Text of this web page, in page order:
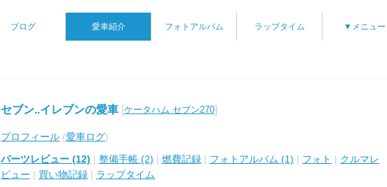
ブログ 愛車紹介 フォトアルバム ラップタイム ▼メニュー
セブン..イレブンの愛車 [ケータハム セブン270]
プロフィール (愛車ログ)
パーツレビュー (12) | 整備手帳 (2) | 燃費記録 | フォトアルバム (1) | フォト | クルマレ
ビュー | 買い物記録 | ラップタイム